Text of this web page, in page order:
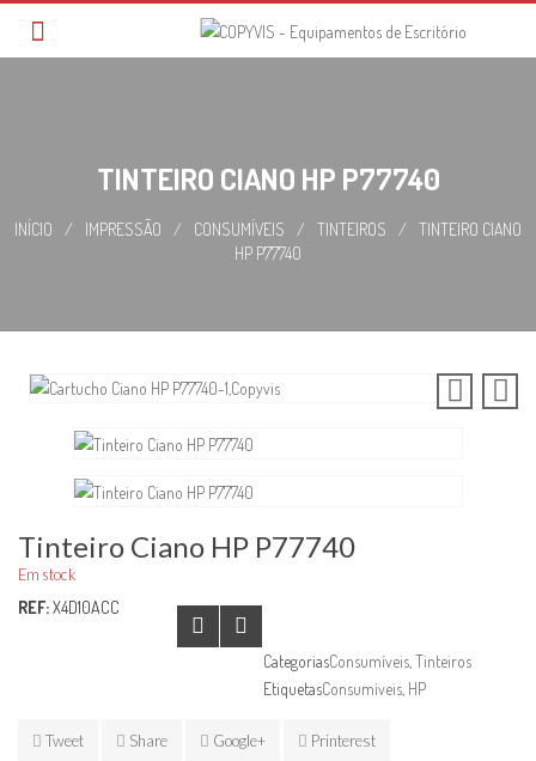
TINTEIRO CIANO HP P77740
INÍCIO / IMPRESSÃO / CONSUMÍVEIS / TINTEIROS /
TINTEIRO CIANO
HP P77740
Tinteiro Ciano HP P77740
Em stock
REF:X4D10ACC
CategoriasConsumíveis Tinteiros
EtiquetasConsumíveis HP
Tweet Share Google+ Printerest